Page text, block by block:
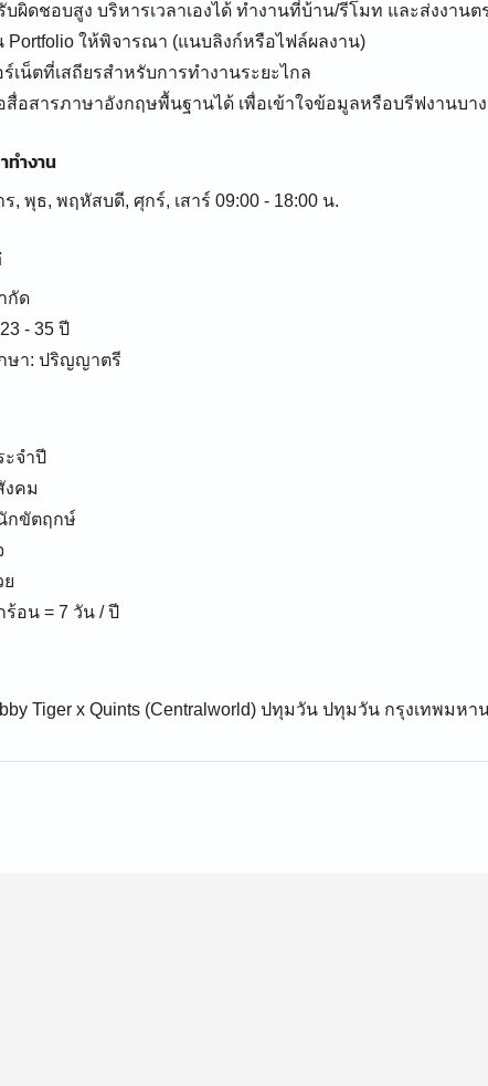
บผิดชอบสูง บริหารเวลาเองได้ ทำงานที่บ้าน/รีโมท และส่งงานต
Portfolio ให้พิจารณา (แนบลิงก์หรือไฟล์ผลงาน)
ร์เน็ตที่เสถียรสำหรับการทำงานระยะไกล
สื่อสารภาษาอังกฤษพื้นฐานได้ เพื่อเข้าใจข้อมูลหรือบรีฟงานบา
ทำงาน
ร, พุธ, พฤหัสบดี, ศุกร์, เสาร์ 09:00 - 18:00 น.
กัด
- 35 ปี
ะจำปี
งคม
กขัตฤกษ์
ย
ร้อน = 7 วัน / ปี
Tiger x Quints (Centralworld) ปทุมวัน ปทุมวัน กรุงเทพมหา